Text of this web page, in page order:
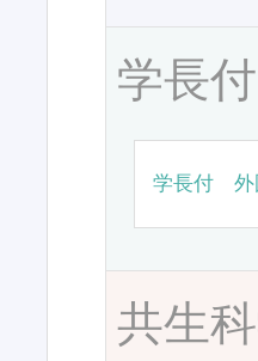
学長付
学長付 外
共生